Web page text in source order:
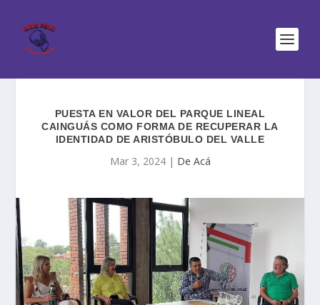
PUESTA EN VALOR DEL PARQUE LINEAL
CAINGUÁS COMO FORMA DE RECUPERAR LA
IDENTIDAD DE ARISTÓBULO DEL VALLE
Mar 3, 2024| De Acá